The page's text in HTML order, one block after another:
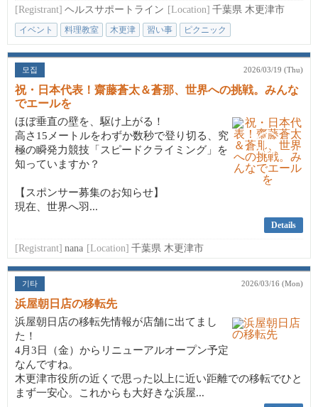
[Registrant] ヘルスサポートライン [Location] 千葉県 木更津市
イベント 料理教室 木更津 習い事 ピクニック
모집 2026/03/19 (Thu)
祝・日本代表！齋藤蒼太＆蒼那、世界への挑戦。みんな
でエールを
ほぼ垂直の壁を、駆け上がる！
高さ15メートルをわずか数秒で登り切る、究
極の瞬発力競技「スピードクライミング」を
知っていますか？
【スポンサー募集のお知らせ】
現在、世界へ羽...
Details
[Registrant] nana [Location] 千葉県 木更津市
기타 2026/03/16 (Mon)
浜屋朝日店の移転先
浜屋朝日店の移転先情報が店舗に出てまし
た！
4月3日（金）からリニューアルオープン予定
なんですね。
木更津市役所の近くで思った以上に近い距離での移転でひと
まず一安心。これからも大好きな浜屋...